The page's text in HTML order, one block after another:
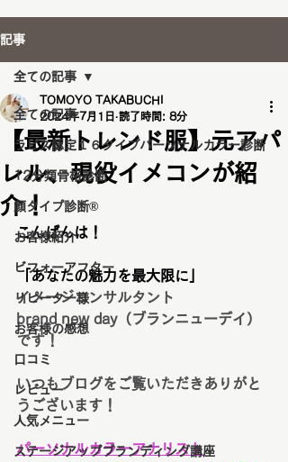
記事
全ての記事
ラピス認定１６タイプパーソナルカラー診断
12分類骨格診断
顔タイプ診断®️
お客様紹介
ビフォーアフター
リピーター様
お客様の感想
口コミ
レビュー
人気メニュー
ステージアップブランディング講座
全ての記事
【最新トレンド服】元アパ
レル、現役イメコンが紹
介！
TOMOYO TAKABUCHI
2024年7月1日 読了時間: 8分
こんばんは！
「あなたの魅力を最大限に」
イメージコンサルタント
brand new day（ブランニューデイ）
です！
いつもブログをご覧いただきありがと
うございます！
パーソナルカラーアナリスト